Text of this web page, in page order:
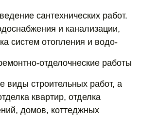
сантехнических работ.
и канализации,
систем отопления и водо-
отделочнеские работы
виды строительных работ, а
квартир, отделка
домов, коттеджных